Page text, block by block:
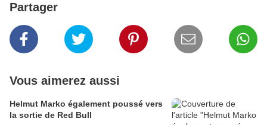
Partager
Vous aimerez aussi
Helmut Marko également poussé vers
la sortie de Red Bull